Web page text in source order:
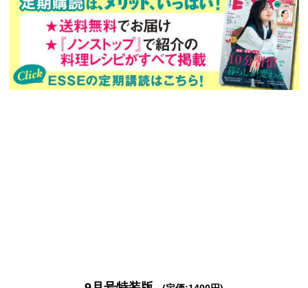
バックナンバー